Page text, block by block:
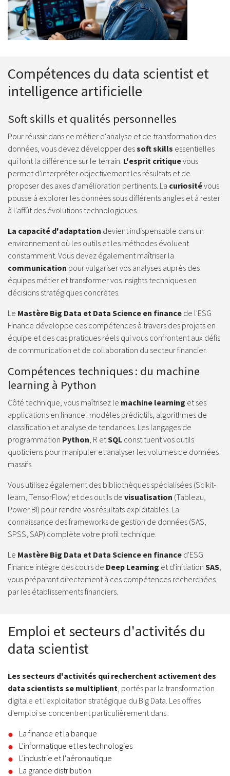
Compétences du data scientist et
intelligence artificielle
Soft skills et qualités personnelles
Pour réussir dans ce métier d'analyse et de transformation des
données, vous devez développer dessoft skills essentielles
qui font la différence sur le terrain. L'esprit critiquevous
permet d'interpréter objectivement les résultats et de
proposer des axes d'amélioration pertinents. La curiositévous
pousse à explorer les données sous différents angles et à rester
à l'affût des évolutions technologiques.
La capacité d'adaptation devient indispensable dans un
environnement où les outils et les méthodes évoluent
constamment. Vous devez également maîtriser la
communication pour vulgariser vos analyses auprès des
équipes métier et transformer vos insights techniques en
décisions stratégiques concrètes.
Le Mastère Big Data et Data Science en finance de l'ESG
Finance développe ces compétences à travers des projets en
équipe et des cas pratiques réels qui vous confrontent aux défis
de communication et de collaboration du secteur financier.
Compétences techniques : du machine
learning à Python
Côté technique, vous maîtrisez le machine learning et ses
applications en finance : modèles prédictifs, algorithmes de
classification et analyse de tendances. Les langages de
programmation Python, R etSQL constituent vos outils
quotidiens pour manipuler et analyser les volumes de données
massifs.
Vous utilisez également des bibliothèques spécialisées (Scikit-
learn, TensorFlow) et des outils de visualisation (Tableau,
Power BI) pour rendre vos résultats exploitables. La
connaissance des frameworks de gestion de données (SAS,
SPSS, SAP) complète votre profil technique.
Le Mastère Big Data et Data Science en finance d'ESG
Finance intègre des cours de Deep Learning et d'initiation SAS,
vous préparant directement à ces compétences recherchées
par les établissements financiers.
Emploi et secteurs d'activités du
data scientist
Les secteurs d'activités qui recherchent activement des
data scientists se multiplient, portés par la transformation
digitale et l'exploitation stratégique du Big Data. Les offres
d'emploi se concentrent particulièrement dans :
La finance et la banque
L'informatique et les technologies
L'industrie et l'aéronautique
La grande distribution